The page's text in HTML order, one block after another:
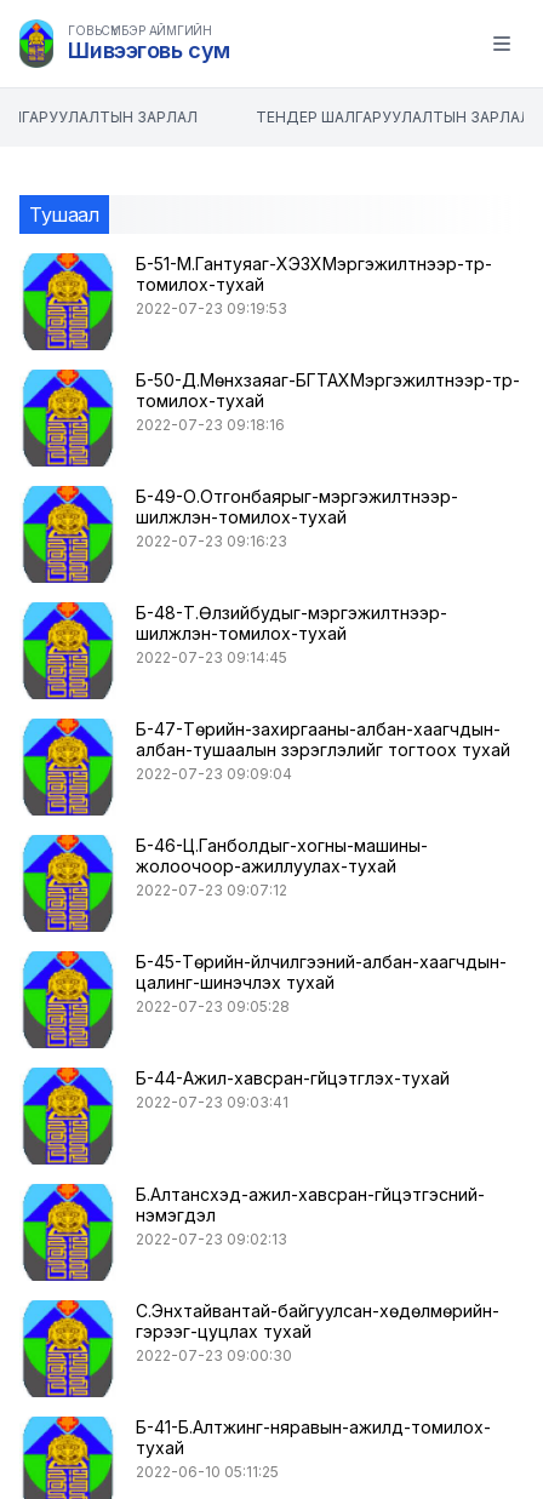
ГОВЬСҮМБЭР АЙМГИЙН
Шивээговь сум Open
ЗАРЛАЛ ТЕНДЕР ШАЛГАРУУЛАЛТЫН ЗАРЛАЛ
Тушаал
Б-51-М.Гантуяаг-ХЭЗХМэргэжилтнээр-түр-
томилох-тухай
2022-07-23 09:19:53
Б-50-Д.Мөнхзаяаг-БГТАХМэргэжилтнээр-түр-
томилох-тухай
2022-07-23 09:18:16
Б-49-О.Отгонбаярыг-мэргэжилтнээр-
шилжүүлэн-томилох-тухай
2022-07-23 09:16:23
Б-48-Т.Өлзийбудыг-мэргэжилтнээр-
шилжүүлэн-томилох-тухай
2022-07-23 09:14:45
Б-47-Төрийн-захиргааны-албан-хаагчдын-
албан-тушаалын зэрэглэлийг тогтоох тухай
2022-07-23 09:09:04
Б-46-Ц.Ганболдыг-хогны-машины-
жолоочоор-ажиллуулах-тухай
2022-07-23 09:07:12
Б-45-Төрийн-үйлчилгээний-албан-хаагчдын-
цалинг-шинэчлэх тухай
2022-07-23 09:05:28
Б-44-Ажил-хавсран-гүйцэтгүүлэх-тухай
2022-07-23 09:03:41
Б.Алтансүхэд-ажил-хавсран-гүйцэтгэсний-
нэмэгдэл
2022-07-23 09:02:13
С.Энхтайвантай-байгуулсан-хөдөлмөрийн-
гэрээг-цуцлах тухай
2022-07-23 09:00:30
Б-41-Б.Алтжинг-няравын-ажилд-томилох-
тухай
2022-06-10 05:11:25